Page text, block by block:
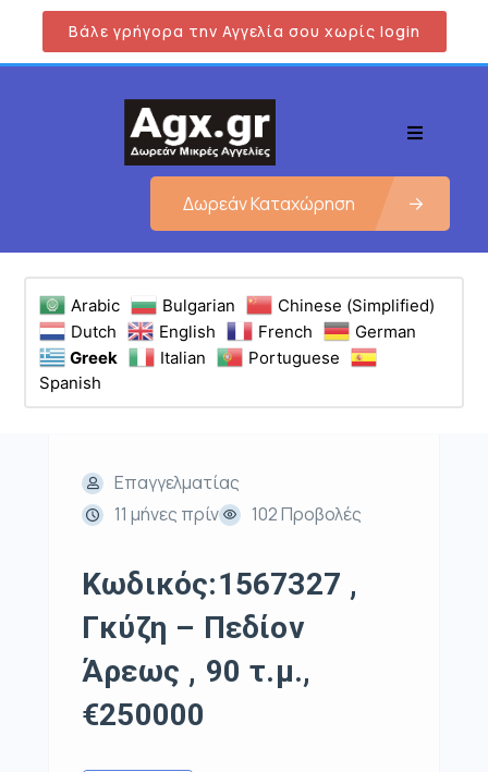
Βάλε γρήγορα την Αγγελία σου χωρίς login
Δωρεάν Καταχώρηση
Arabic Bulgarian
Chinese (Simplified)
Dutch
English French
German
Greek
Italian
Portuguese
Spanish
Επαγγελματίας
11 μήνες πρίν
102 Προβολές
Κωδικός:1567327 ,
Γκύζη – Πεδίον
Άρεως , 90 τ.μ.,
€250000